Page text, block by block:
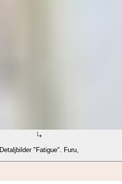
Detaljbilder "Fatigue". Furu,